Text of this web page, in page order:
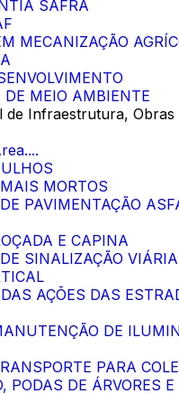
SAFRA
MECANIZAÇÃO
DE MEIO AMBIENTE
de Infraestrutura, Obras
MORTOS
PAVIMENTAÇÃO
E CAPINA
SINALIZAÇÃO VIÁRIA
AÇÕES DAS
DE
PARA
PODAS DE ÁRVORES E